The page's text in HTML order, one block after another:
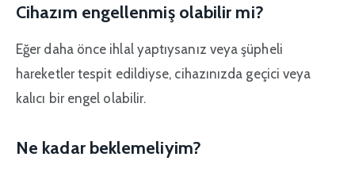
Cihazım engellenmiş olabilir mi?
Eğer daha önce ihlal yaptıysanız veya şüpheli
hareketler tespit edildiyse, cihazınızda geçici veya
kalıcı bir engel olabilir.
Ne kadar beklemeliyim?